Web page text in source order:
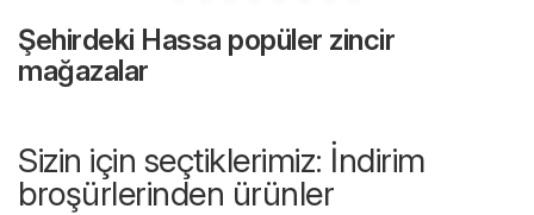
Şehirdeki Hassa popüler zincir
mağazalar
Sizin için seçtiklerimiz: İndirim
broşürlerinden ürünler